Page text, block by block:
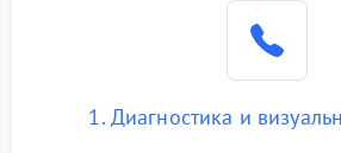
1. Диагностика и